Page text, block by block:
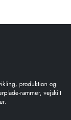
produktion og
rammer, vejskilt